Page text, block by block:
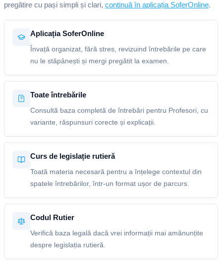
pregătire cu pași simpli și clari, continuă în aplicația SoferOnline.
Aplicația SoferOnline
Învață organizat, fără stres, revizuind întrebările pe care
nu le stăpânești și mergi pregătit la examen.
Toate întrebările
Consultă baza completă de întrebări pentru Profesori, cu
variante, răspunsuri corecte și explicații.
Curs de legislație rutieră
Toată materia necesară pentru a înțelege contextul din
spatele întrebărilor, într-un format ușor de parcurs.
Codul Rutier
Verifică baza legală dacă vrei informații mai amănunțite
despre legislația rutieră.